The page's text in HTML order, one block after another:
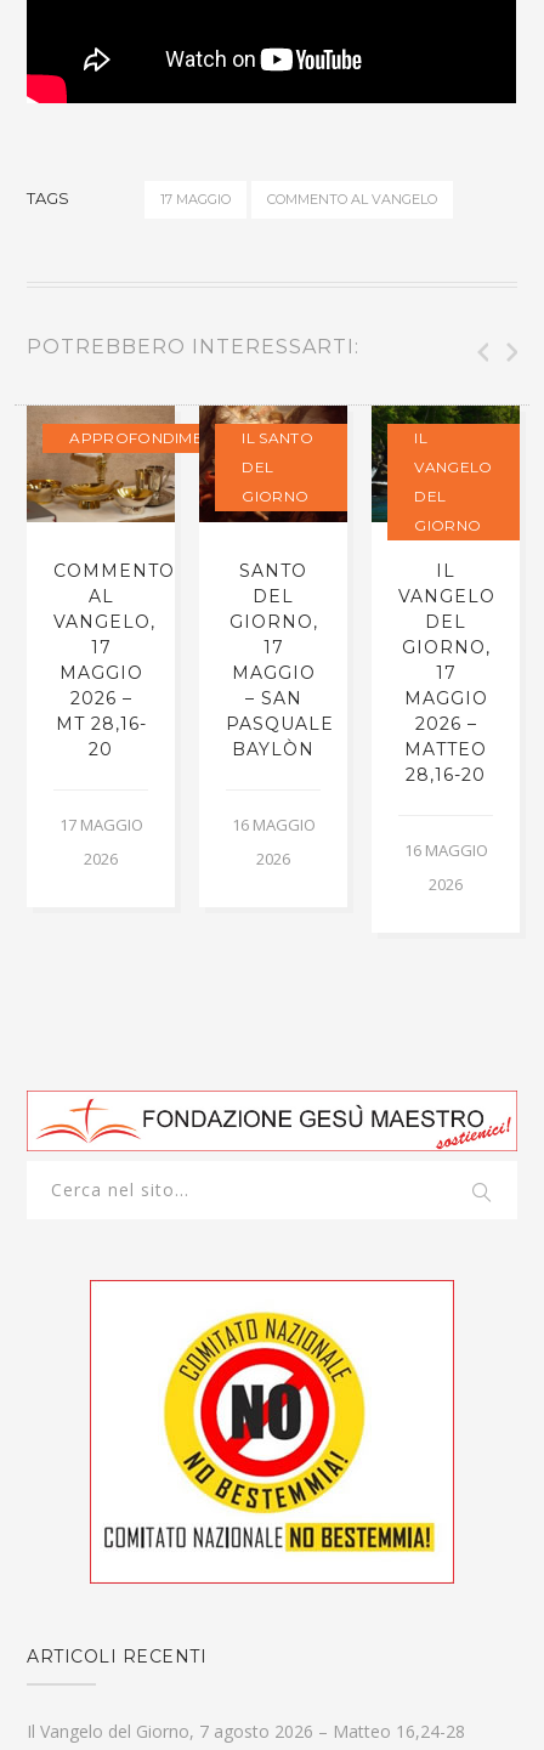
TAGS 17 MAGGIO COMMENTO AL VANGELO
POTREBBERO INTERESSARTI:
APPROFONDIMENTI
COMMENTO
AL
VANGELO,
17
MAGGIO
2026 –
MT 28,16-
20
17 MAGGIO
2026
IL SANTO
DEL
GIORNO
SANTO
DEL
GIORNO,
17
MAGGIO
– SAN
PASQUALE
BAYLÒN
16 MAGGIO
2026
IL
VANGELO
DEL
GIORNO
IL
VANGELO
DEL
GIORNO,
17
MAGGIO
2026 –
MATTEO
28,16-20
16 MAGGIO
2026
ARTICOLI RECENTI
Il Vangelo del Giorno, 7 agosto 2026 – Matteo 16,24-28